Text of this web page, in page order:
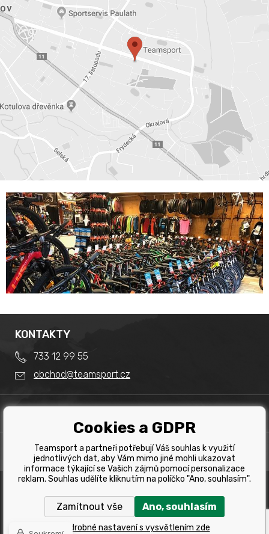
Obchodní podmínky
Splátkový prodej
Reklamace
Tabulka velikostí kol
Tabulka velikostí oblečení
PRODEJNA
Team Sport - Tomáš Binar
Dlouhá 1228/44C
Havířov
KONTAKTY
733 12 99 55
obchod@teamsport.cz
Copyright © 2019 Team Sport Havířov. Všechna pravá
vyhrazena.
Cookies a GDPR
Teamsport a partneři potřebují Váš souhlas k využití
jednotlivých dat, aby Vám mimo jiné mohli ukazovat
informace týkající se Vašich zájmů pomocí personalizace
reklam. Souhlas udělíte kliknutím na políčko "Ano, souhlasím".
Zamítnout vše Ano, souhlasím
Podrobné nastavení s vysvětlením zde